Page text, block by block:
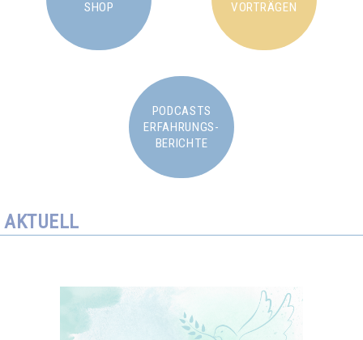
SHOP
VORTRÄGEN
PODCASTS
ERFAHRUNGS-
BERICHTE
AKTUELL